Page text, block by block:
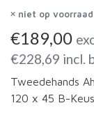
niet op voorraad
€189,00
€228,69 incl.
Tweedehands
120 x 45 B-Keus